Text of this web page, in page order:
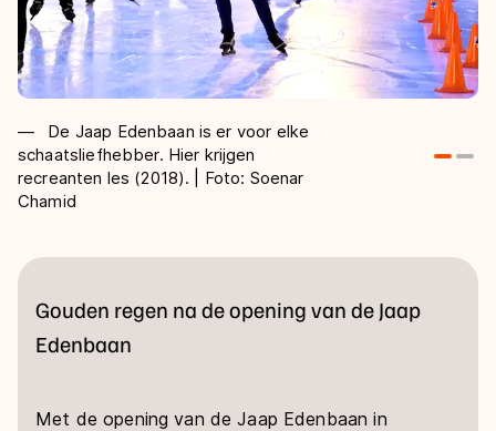
De Jaap Edenbaan is er voor elke
schaatsliefhebber. Hier krijgen
recreanten les (2018). | Foto: Soenar
Chamid
Gouden regen na de opening van de Jaap
Edenbaan
Met de opening van de Jaap Edenbaan in